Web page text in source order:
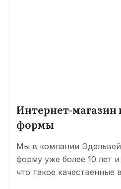
Интернет-
формы
Мы в компании
форму уже более 10 лет
что такое качественные